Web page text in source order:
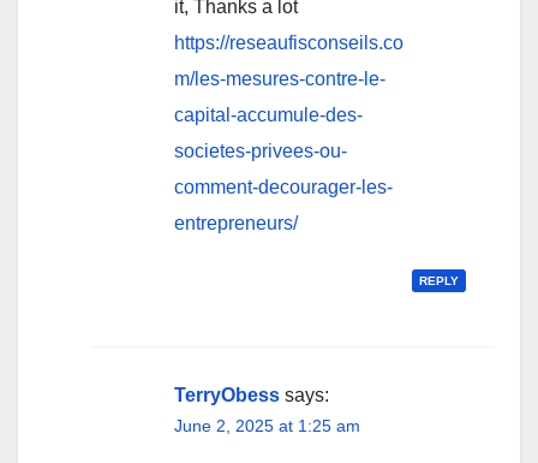
it, Thanks a lot
https://reseaufisconseils.co
m/les-mesures-contre-le-
capital-accumule-des-
societes-privees-ou-
comment-decourager-les-
entrepreneurs/
REPLY
TerryObess says:
June 2, 2025 at 1:25 am